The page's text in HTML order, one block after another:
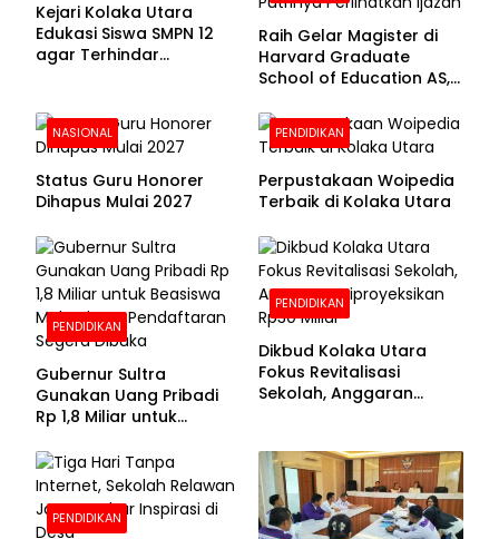
Kejari Kolaka Utara
Edukasi Siswa SMPN 12
agar Terhindar
Raih Gelar Magister di
Harvard Graduate
School of Education AS,
Foto Putrinya Perlihatkan
Ijazah
NASIONAL
Status Guru Honorer
Dihapus Mulai 2027
PENDIDIKAN
Perpustakaan Woipedia
Terbaik di Kolaka Utara
PENDIDIKAN
Gubernur Sultra
Gunakan Uang Pribadi
Rp 1,8 Miliar untuk
Pendaftaran Segera
Dibuka
PENDIDIKAN
Dikbud Kolaka Utara
Fokus Revitalisasi
Sekolah, Anggaran
PENDIDIKAN